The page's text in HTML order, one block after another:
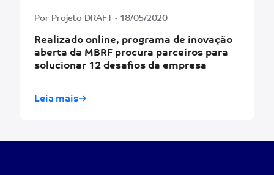
Por Projeto DRAFT - 18/05/2020
Realizado online, programa de inovação
aberta da MBRF procura parceiros para
solucionar 12 desafios da empresa
Leia mais